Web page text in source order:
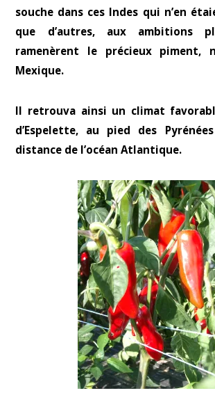
souche dans ces Indes qui n’en
que d’autres, aux ambitions
ramenèrent le précieux piment,
Mexique.
Il retrouva ainsi un climat
d’Espelette, au pied des
distance de l’océan Atlantique.